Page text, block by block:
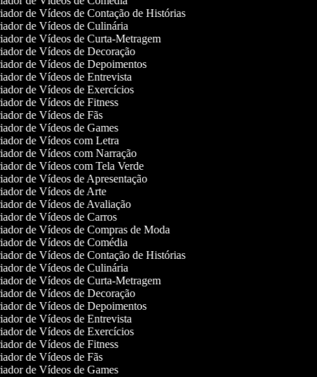
de Vídeos de Contação de Histórias
de Vídeos de Culinária
de Vídeos de Curta-Metragem
de Vídeos de Decoração
de Vídeos de Depoimentos
de Vídeos de Entrevista
de Vídeos de Exercícios
de Vídeos de Fitness
de Vídeos de Fãs
de Vídeos de Games
de Vídeos com Letra
de Vídeos com Narração
de Vídeos com Tela Verde
de Vídeos de Apresentação
de Vídeos de Arte
de Vídeos de Avaliação
de Vídeos de Carros
de Vídeos de Compras de Moda
de Vídeos de Comédia
de Vídeos de Contação de Histórias
de Vídeos de Culinária
de Vídeos de Curta-Metragem
de Vídeos de Decoração
de Vídeos de Depoimentos
de Vídeos de Entrevista
de Vídeos de Exercícios
de Vídeos de Fitness
de Vídeos de Fãs
de Vídeos de Games